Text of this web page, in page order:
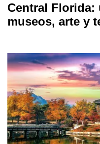
Central Florida:
museos, arte y